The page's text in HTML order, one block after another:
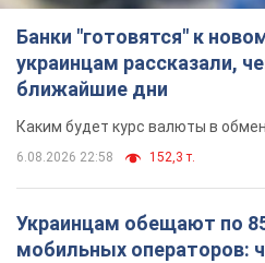
Банки "готовятся" к
украинцам рассказали,
ближайшие дни
Каким будет курс валюты в
6.08.2026 22:58 152,3 т.
Украинцам обещают по
мобильных операторов: